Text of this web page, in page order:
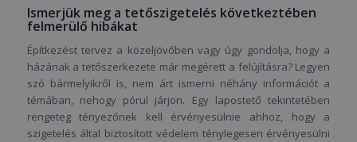
Ismerjük meg a tetőszigetelés következtében
felmerülő hibákat
Építkezést tervez a közeljövőben vagy úgy gondolja, hogy a
házának a tetőszerkezete már megérett a felújításra? Legyen
szó bármelyikről is, nem árt ismerni néhány információt a
témában, nehogy pórul járjon. Egy lapostető tekintetében
rengeteg tényezőnek kell érvényesülnie ahhoz, hogy a
szigetelés által biztosított védelem ténylegesen érvényesülni